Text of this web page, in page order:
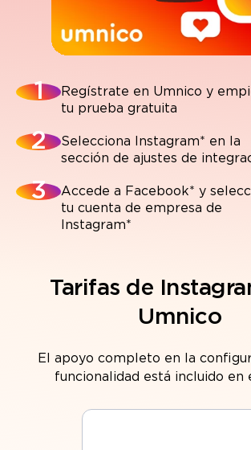
Regístrate en Umnico y
tu prueba gratuita
Selecciona Instagram* en la
sección de ajustes de
Accede a Facebook* y
tu cuenta de empresa de
Instagram*
Tarifas de
Umnico
El apoyo completo en la
funcionalidad está incluido en